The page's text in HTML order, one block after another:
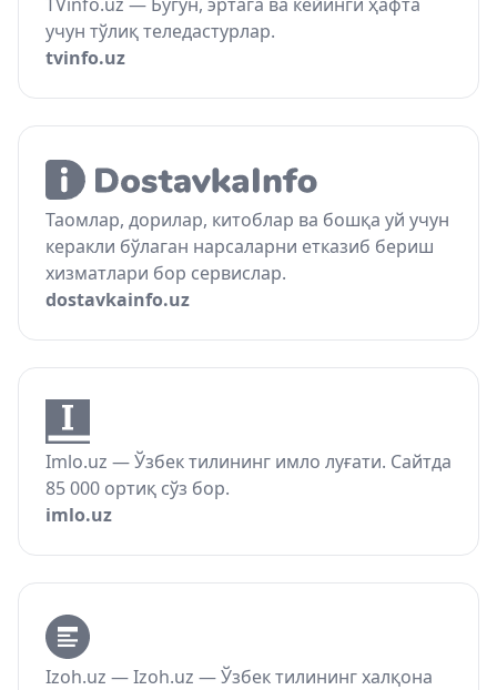
учун тўлиқ теледастурлар.
tvinfo.uz
Таомлар, дорилар, китоблар ва бошқа уй учун
керакли бўлаган нарсаларни етказиб бериш
хизматлари бор сервислар.
dostavkainfo.uz
Imlo.uz — Ўзбек тилининг имло луғати. Сайтда
85 000 ортиқ сўз бор.
imlo.uz
Izoh.uz — Izoh.uz — Ўзбек тилининг халқона